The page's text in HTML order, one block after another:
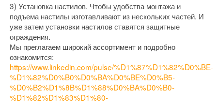
3) Установка настилов. Чтобы удобства монтажа и
подъема настилы изготавливают из нескольких частей. И
уже затем установки настилов ставятся защитные
ограждения.
Мы преглагаем широкий ассортимент и подробно
ознакомится:
https://www.linkedin.com/pulse/%D1%87%D1%82%D0%BE-
%D1%82%D0%B0%D0%BA%D0%BE%D0%B5-
%D0%B2%D1%8B%D1%88%D0%BA%D0%B0-
%D1%82%D1%83%D1%80-